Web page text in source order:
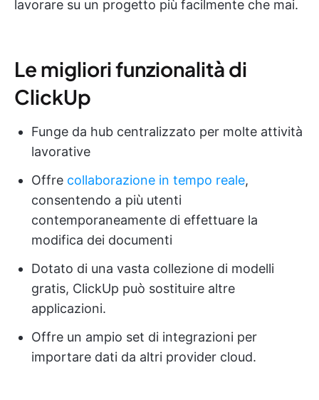
lavorare su un progetto più facilmente che mai.
Le migliori funzionalità di
ClickUp
Funge da hub centralizzato per molte attività
lavorative
Offre collaborazione in tempo reale,
consentendo a più utenti
contemporaneamente di effettuare la
modifica dei documenti
Dotato di una vasta collezione di modelli
gratis, ClickUp può sostituire altre
applicazioni.
Offre un ampio set di integrazioni per
importare dati da altri provider cloud.